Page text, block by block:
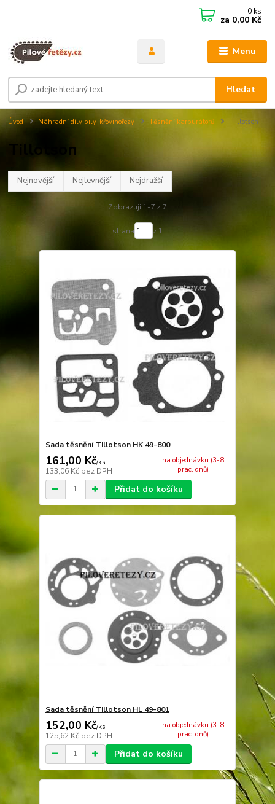
Menu
Hledat
0 ks
za 0,00 Kč
Úvod Náhradní díly pily-křovinořezy Těsnění karburátorů Tillotson
Tillotson
Nejnovější Nejlevnější Nejdražší
Zobrazuji 1-7 z 7
strana z 1
Sada těsnění Tillotson HK 49-800
161,00 Kč/ks
133,06 Kč bez DPH
na objednávku (3-8
prac. dnů)
Přidat do košíku
Sada těsnění Tillotson HL 49-801
152,00 Kč/ks
125,62 Kč bez DPH
na objednávku (3-8
prac. dnů)
Přidat do košíku